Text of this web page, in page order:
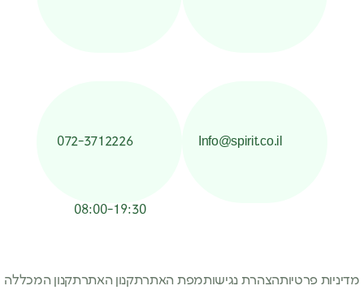
Info@spirit.co.il
072-3712226
08:00-19:30
מדיניות פרטיותהצהרת נגישותמפת האתרתקנון האתרתקנון המכללה